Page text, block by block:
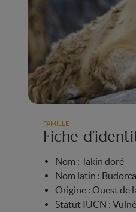
FAMILLE
Fiche
Nom : Takin doré
Nom latin :
Origine : Ouest de
Statut IUCN :